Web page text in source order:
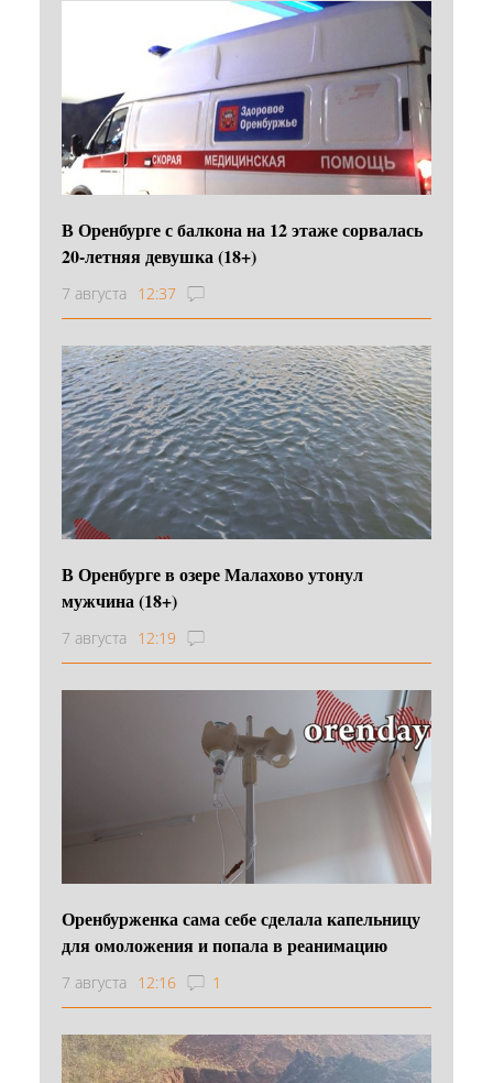
В Оренбурге с балкона на 12 этаже сорвалась
20-летняя девушка (18+)
7 августа 12:37
В Оренбурге в озере Малахово утонул
мужчина (18+)
7 августа 12:19
Оренбурженка сама себе сделала капельницу
для омоложения и попала в реанимацию
7 августа 12:16 1